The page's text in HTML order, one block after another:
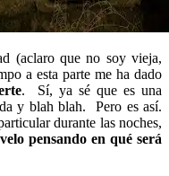
(aclaro que no soy vieja,
a esta parte me ha dado
. Sí, ya sé que es una
y blah blah. Pero es así.
durante las noches,
pensando en qué será